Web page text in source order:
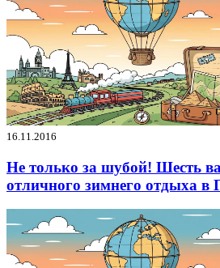
16.11.2016
Не только за шубой! Шесть
отличного зимнего отдыха в